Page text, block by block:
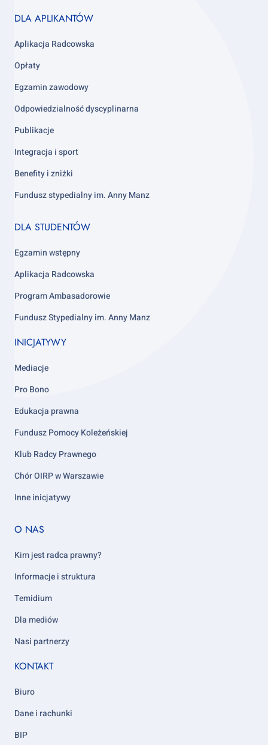
Footer
3
DLA APLIKANTÓW
Aplikacja Radcowska
Opłaty
Egzamin zawodowy
Odpowiedzialność dyscyplinarna
Publikacje
Integracja i sport
Benefity i zniżki
Fundusz stypedialny im. Anny Manz
Footer
4
DLA STUDENTÓW
Egzamin wstępny
Aplikacja Radcowska
Program Ambasadorowie
Fundusz Stypedialny im. Anny Manz
INICJATYWY
Mediacje
Pro Bono
Edukacja prawna
Fundusz Pomocy Koleżeńskiej
Klub Radcy Prawnego
Chór OIRP w Warszawie
Inne inicjatywy
Footer
5
O NAS
Kim jest radca prawny?
Informacje i struktura
Temidium
Dla mediów
Nasi partnerzy
KONTAKT
Biuro
Dane i rachunki
BIP